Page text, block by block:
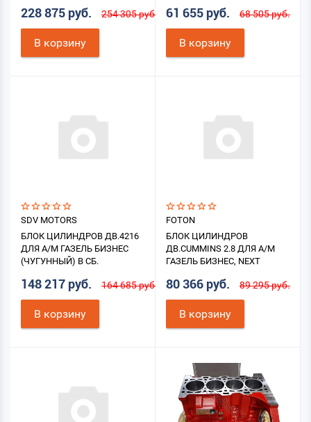
228 875 руб. 254 305 руб.
В корзину
61 655 руб. 68 505 руб.
В корзину
SDV MOTORS
БЛОК ЦИЛИНДРОВ ДВ.4216
ДЛЯ А/М ГАЗЕЛЬ БИЗНЕС
(ЧУГУННЫЙ) В СБ.
148 217 руб. 164 685 руб.
В корзину
FOTON
БЛОК ЦИЛИНДРОВ
ДВ.CUMMINS 2.8 ДЛЯ А/М
ГАЗЕЛЬ БИЗНЕС, NEXT
80 366 руб. 89 295 руб.
В корзину